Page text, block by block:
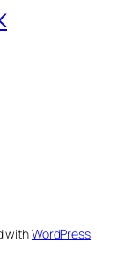
withWordPress